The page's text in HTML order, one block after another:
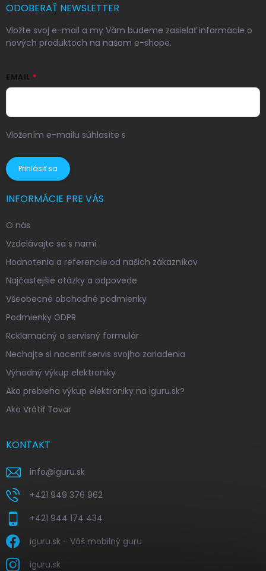
ODOBERAŤ NEWSLETTER
Vložte svoj e-mail a my Vám budeme zasielať informácie o
nových produktoch na našom e-shope.
EMAIL
Vložením e-mailu súhlasíte s
Prihlásiť sa
INFORMÁCIE PRE VÁS
O nás
Vzdelávajte sa s nami
Hodnotenia a referencie od našich zákazníkov
Najčastejšie otázky a odpovede
Všeobecné obchodné podmienky
Podmienky GDPR
Reklamačný a servisný formulár
Nechajte si naceniť servis svojho zariadenia
Výhodný výkup elektroniky
Ako prebieha výkup elektroniky na iguru.sk?
Ako Vrátiť Tovar
KONTAKT
info@iguru.sk
+421 949 376 962
+421 944 174 434
iguru.sk - Váš mobilný guru
iguru.sk